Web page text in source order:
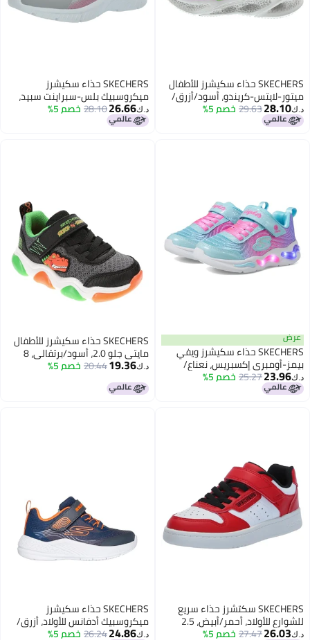
SKECHERS حذاء سكيشرز للأطفال
ميتور-لايتس-كريندو، أسود/أزرق/
ليموني، 4 أطفال كبار
د.ك‏28.10
29.63خصم 5%
SKECHERS حذاء سكيشرز
ميكروسبيك بلس-سبراينت سبيد،
رمادي/وردي، 11 أمريكي للجنسين
للأطفال الصغار
د.ك‏26.66
28.10خصم 5%
عرض
SKECHERS حذاء سكيشرز ويفي
بيمز-أومبري إكسبريس، نعناع/
متعدد، 4 الولايات المتحدة للأولاد
والبنات الكبار
د.ك‏23.96
25.27خصم 5%
SKECHERS حذاء سكيشرز للأطفال
مايتي جلو 2.0، أسود/برتقالي، 8
للأطفال الصغار
د.ك‏19.36
20.44خصم 5%
SKECHERS سكتشرز حذاء سريع
للشوارع للأولاد، أحمر/أبيض، 2.5
للأطفال الصغار
د.ك‏26.03
27.47خصم 5%
SKECHERS حذاء سكيشرز
ميكروسبيك أدفانس للأولاد، أزرق/
برتقالي، 5 أطفال كبار
د.ك‏24.86
26.24خصم 5%